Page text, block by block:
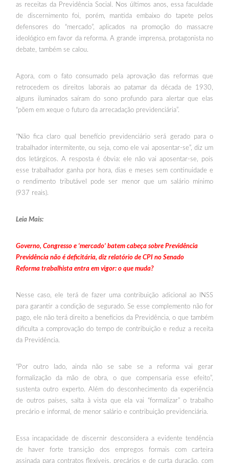
as receitas da Previdência Social. Nos últimos anos, essa faculdade
de discernimento foi, porém, mantida embaixo do tapete pelos
defensores do “mercado”, aplicados na promoção do massacre
ideológico em favor da reforma. A grande imprensa, protagonista no
debate, também se calou.
Agora, com o fato consumado pela aprovação das reformas que
retrocedem os direitos laborais ao patamar da década de 1930,
alguns iluminados saíram do sono profundo para alertar que elas
“põem em xeque o futuro da arrecadação previdenciária”.
“Não fica claro qual benefício previdenciário será gerado para o
trabalhador intermitente, ou seja, como ele vai aposentar-se”, diz um
dos letárgicos. A resposta é óbvia: ele não vai aposentar-se, pois
esse trabalhador ganha por hora, dias e meses sem continuidade e
o rendimento tributável pode ser menor que um salário mínimo
(937 reais).
Leia Mais:
Governo, Congresso e ‘mercado’ batem cabeça sobre Previdência
Previdência não é deficitária, diz relatório de CPI no Senado
Reforma trabalhista entra em vigor: o que muda?
Nesse caso, ele terá de fazer uma contribuição adicional ao INSS
para garantir a condição de segurado. Se esse complemento não for
pago, ele não terá direito a benefícios da Previdência, o que também
dificulta a comprovação do tempo de contribuição e reduz a receita
da Previdência.
“Por outro lado, ainda não se sabe se a reforma vai gerar
formalização da mão de obra, o que compensaria esse efeito”,
sustenta outro experto. Além do desconhecimento da experiência
de outros países, salta à vista que ela vai “formalizar” o trabalho
precário e informal, de menor salário e contribuição previdenciária.
Essa incapacidade de discernir desconsidera a evidente tendência
de haver forte transição dos empregos formais com carteira
assinada para contratos flexíveis, precários e de curta duração, com